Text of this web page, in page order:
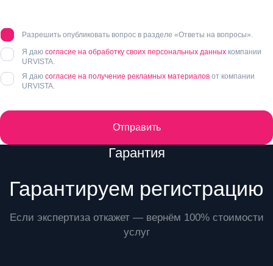
Разрешить опубликовать вопрос в разделе «Ответы на вопросы».
Я даю согласие на обработку своих персональных данных компании
URVISTA.
Я даю согласие на получение рекламных материалов от компании
URVISTA.
Отправить
Гарантия
Гарантируем регистрацию
Если экспертиза откажет — вернём 100% стоимости
услуг